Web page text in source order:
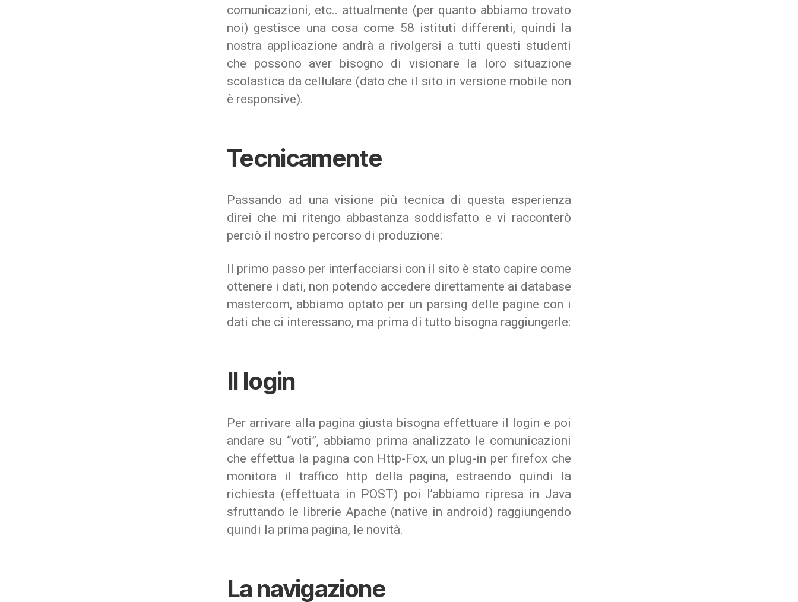
comunicazioni, etc.. attualmente (per quanto abbiamo trovato
noi) gestisce una cosa come 58 istituti differenti, quindi la
nostra applicazione andrà a rivolgersi a tutti questi studenti
che possono aver bisogno di visionare la loro situazione
scolastica da cellulare (dato che il sito in versione mobile non
è responsive).
Tecnicamente
Passando ad una visione più tecnica di questa esperienza
direi che mi ritengo abbastanza soddisfatto e vi racconterò
perciò il nostro percorso di produzione:
Il primo passo per interfacciarsi con il sito è stato capire come
ottenere i dati, non potendo accedere direttamente ai database
mastercom, abbiamo optato per un parsing delle pagine con i
dati che ci interessano, ma prima di tutto bisogna raggiungerle:
Il login
Per arrivare alla pagina giusta bisogna effettuare il login e poi
andare su “voti”, abbiamo prima analizzato le comunicazioni
che effettua la pagina con Http-Fox, un plug-in per firefox che
monitora il traffico http della pagina, estraendo quindi la
richiesta (effettuata in POST) poi l’abbiamo ripresa in Java
sfruttando le librerie Apache (native in android) raggiungendo
quindi la prima pagina, le novità.
La navigazione